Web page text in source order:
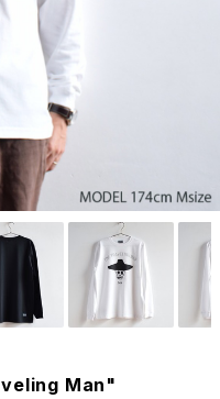
Man"